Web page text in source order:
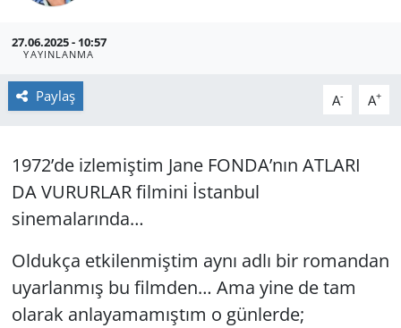
27.06.2025 - 10:57
YAYINLANMA
Paylaş A- A+
1972’de izlemiştim Jane FONDA’nın ATLARI
DA VURURLAR filmini İstanbul
sinemalarında…
Oldukça etkilenmiştim aynı adlı bir romandan
uyarlanmış bu filmden… Ama yine de tam
olarak anlayamamıştım o günlerde;
EKONOMİ
GENEL
GÜNDEM
HABERDE İNSAN
KÜLTÜR SANAT
Son Dakika Haberleri
Haber Arşivi